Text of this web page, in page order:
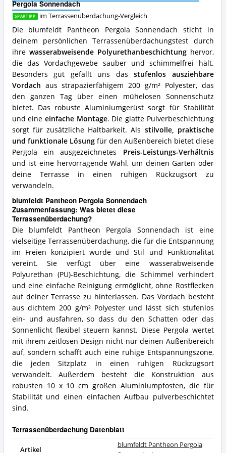
Pergola Sonnendach
SPARTIPP im Terrassenüberdachung-Vergleich
Die blumfeldt Pantheon Pergola Sonnendach sticht in
deinem persönlichen Terrassenüberdachungstest durch
ihre wasserabweisende Polyurethanbeschichtunghervor,
die das Vordachgewebe sauber und schimmelfrei hält.
Besonders gut gefällt uns dasstufenlos ausziehbare
Vordach aus strapazierfähigem 200 g/m² Polyester, das
den ganzen Tag über einen mühelosen Sonnenschutz
bietet. Das robuste Aluminiumgerüst sorgt für Stabilität
und eineeinfache Montage. Die glatte Pulverbeschichtung
sorgt für zusätzliche Haltbarkeit. Als stilvolle, praktische
und funktionale Lösungfür den Außenbereich bietet diese
Pergola ein ausgezeichnetes Preis-Leistungs-Verhältnis
und ist eine hervorragende Wahl, um deinen Garten oder
deine Terrasse in einen ruhigen Rückzugsort zu
verwandeln.
blumfeldt Pantheon Pergola Sonnendach
Zusammenfassung: Was bietet diese
Terrassenüberdachung?
Die blumfeldt Pantheon Pergola Sonnendach ist eine
vielseitige Terrassenüberdachung, die für die Entspannung
im Freien konzipiert wurde und Stil und Funktionalität
vereint. Sie verfügt über eine wasserabweisende
Polyurethan (PU)-Beschichtung, die Schimmel verhindert
und eine einfache Reinigung ermöglicht, ohne Rostflecken
auf deiner Terrasse zu hinterlassen. Das Vordach besteht
aus dichtem 200 g/m² Polyester und lässt sich stufenlos
ein- und ausfahren, so dass du den Schatten oder das
Sonnenlicht flexibel steuern kannst. Diese Pergola wertet
mit ihrem zeitlosen Design nicht nur deinen Außenbereich
auf, sondern schafft auch eine ruhige Entspannungszone,
die jeden Sitzplatz in einen ruhigen Rückzugsort
verwandelt. Außerdem besteht die Konstruktion aus
robusten 10 x 10 cm großen Aluminiumpfosten, die für
Stabilität und einen einfachen Aufbau pulverbeschichtet
sind.
Terrassenüberdachung Datenblatt
Artikel
blumfeldt Pantheon Pergola
spricht
für
diese
Terrassenüberdachung?